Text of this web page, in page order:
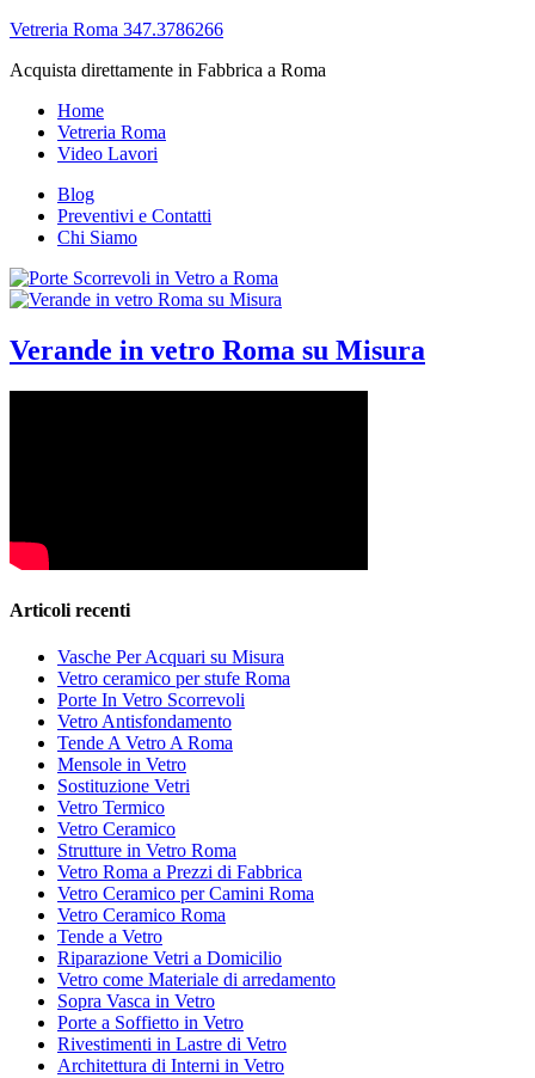
Vetreria Roma 347.3786266
Acquista direttamente in Fabbrica a Roma
Home
Vetreria Roma
Video Lavori
Blog
Preventivi e Contatti
Chi Siamo
Verande in vetro Roma su Misura
Articoli recenti
Vasche Per Acquari su Misura
Vetro ceramico per stufe Roma
Porte In Vetro Scorrevoli
Vetro Antisfondamento
Tende A Vetro A Roma
Mensole in Vetro
Sostituzione Vetri
Vetro Termico
Vetro Ceramico
Strutture in Vetro Roma
Vetro Roma a Prezzi di Fabbrica
Vetro Ceramico per Camini Roma
Vetro Ceramico Roma
Tende a Vetro
Riparazione Vetri a Domicilio
Vetro come Materiale di arredamento
Sopra Vasca in Vetro
Porte a Soffietto in Vetro
Rivestimenti in Lastre di Vetro
Architettura di Interni in Vetro